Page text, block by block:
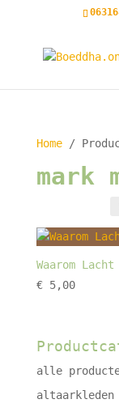
Home/
mark
Waarom
€5,00
alle
altaarkleden